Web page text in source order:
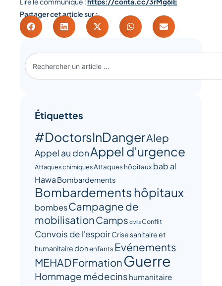
Partager cet article sur :
Étiquettes
#DoctorsInDangerAlep
Appel au donAppel d'urgence
Attaques chimiquesAttaques hôpitaux bab al
Hawa Bombardements
Bombardements hôpitaux
bombesCampagne de
mobilisationCamps civilsConflit
Convois de l'espoirCrise sanitaire et
humanitairedonenfants Evénements
MEHADFormationGuerre
Hommage médecins humanitaire